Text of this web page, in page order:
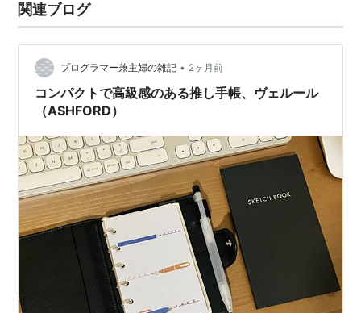
関連ブログ
プログラマー兼主婦の雑記 • 2ヶ月前
コンパクトで高級感のある推し手帳、ヴェルール
（ASHFORD）